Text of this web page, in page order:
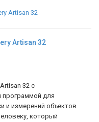
Artisan 32
32 с
для
и измерений объектов
который